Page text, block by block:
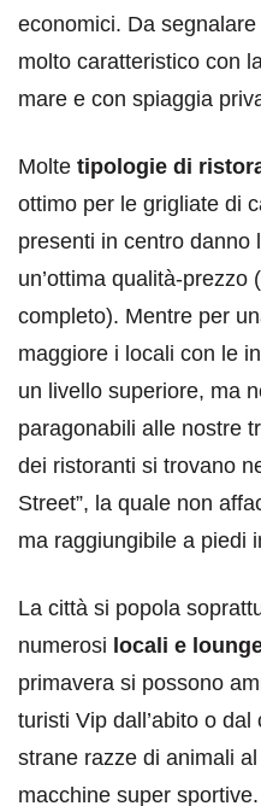
economici. Da segnalare
molto caratteristico con
mare e con spiaggia
Molte tipologie di
ottimo per le grigliate di
presenti in centro danno
un’ottima qualità-
completo). Mentre per
maggiore i locali con le
un livello superiore, ma
paragonabili alle nostre
dei ristoranti si trovano
Street”, la quale non
ma raggiungibile a piedi
La città si popola
numerosi locali e
primavera si possono
turisti Vip dall’abito o
strane razze di animali
macchine super